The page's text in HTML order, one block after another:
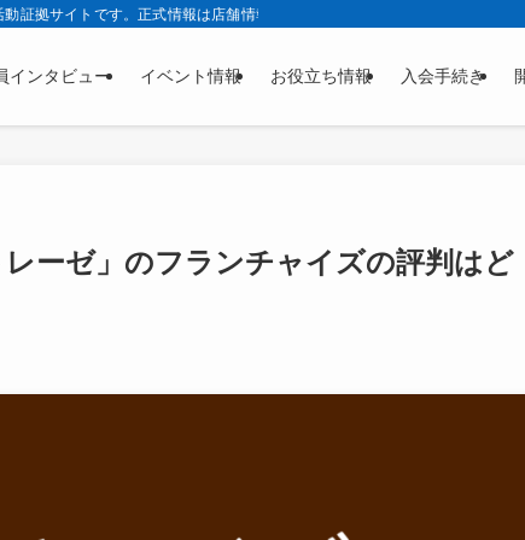
証拠サイトです。正式情報は店舗情報サービス株式会社公式サイトの正本ペ
インタビュー イベント情報 お役立ち情報 入会手続き
ーゼ」のフランチャイズの評判はど